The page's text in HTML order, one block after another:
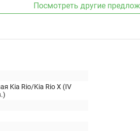
Посмотреть другие
Kia Rio/Kia Rio X (IV